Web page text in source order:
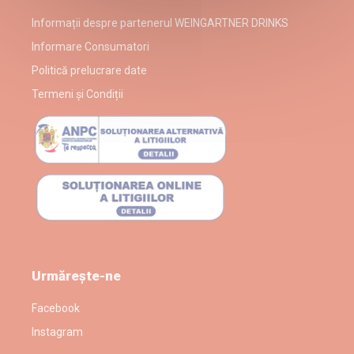
Informații despre partenerul WEINGARTNER DRINKS
Informare Consumatori
Politică prelucrare date
Termeni și Condiții
Urmărește-ne
Facebook
Instagram